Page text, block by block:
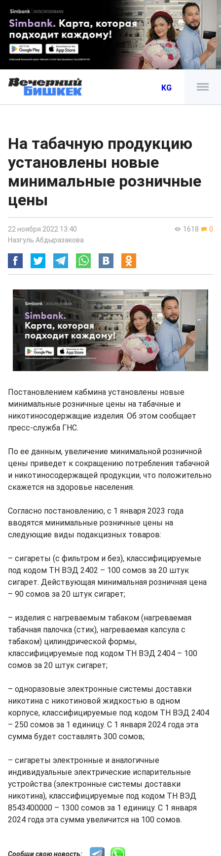
KG
На табачную продукцию
установлены новые
минимальные розничные
цены
1618 0
22 ноября 2022 13:40
Назгуль Абдыразакова
Постановлением кабмина установлены новые
минимальные розничные цены на табачные и
никотиносодержащие изделия. Об этом сообщает
пресс-служба ГНС.
По ее данным, увеличение минимальной розничной
цены приведет к сокращению потребления табачной
и никотиносодержащей продукции, что положительно
скажется на здоровье населения.
Согласно постановлению, с 1 января 2023 года
вводятся минимальные розничные цены на
следующие виды подакцизных товаров:
– сигареты (с фильтром и без), классифицируемые
под кодом ТН ВЭД 2402 – 100 сомов за 20 штук
сигарет. Действующая минимальная розничная цена
– 90 сомов за 20 штук сигарет;
– изделия с нагреваемым табаком (нагреваемая
табачная палочка (стик), нагреваемая капсула с
табаком) цилиндрической формы,
классифицируемые под кодом ТН ВЭД 2404 – 100
сомов за 20 штук сигарет;
– одноразовые электронные системы доставки
никотина с никотиновой жидкостью в одном
корпусе, классифицируемые под кодом ТН ВЭД 2404
– 250 сомов за 1 единицу. С 1 января 2024 года эта
сумма будет составлять 300 сомов;
– сигареты электронные и аналогичные
индивидуальные электрические испарительные
устройства (электронные системы доставки
никотина), классифицируемые под кодом ТН ВЭД
8543400000 – 1300 сомов за 1 единицу. С 1 января
2024 года эта сумма увеличится на 100 сомов.
Сообщи свою новость: